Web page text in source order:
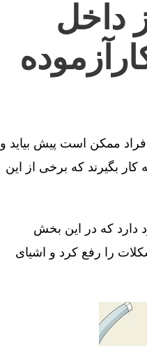
داخل
ممکن است پیش بیاید و
بگیرند که برخی از این
دارد که در این بخش
را رفع کرد و اشیای